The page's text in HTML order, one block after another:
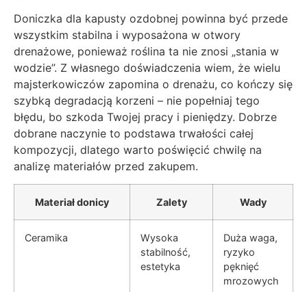
Doniczka dla kapusty ozdobnej powinna być przede
wszystkim stabilna i wyposażona w otwory
drenażowe, ponieważ roślina ta nie znosi „stania w
wodzie”. Z własnego doświadczenia wiem, że wielu
majsterkowiczów zapomina o drenażu, co kończy się
szybką degradacją korzeni – nie popełniaj tego
błędu, bo szkoda Twojej pracy i pieniędzy. Dobrze
dobrane naczynie to podstawa trwałości całej
kompozycji, dlatego warto poświęcić chwilę na
analizę materiałów przed zakupem.
Materiał donicy Zalety Wady
Ceramika
Wysoka
stabilność,
estetyka
Duża waga,
ryzyko
pęknięć
mrozowych